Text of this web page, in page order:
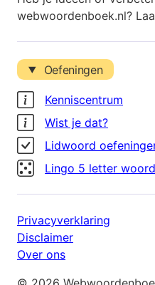
webwoordenboek.nl?
Oefeningen
Kenniscentrum
Wist je dat?
Lidwoord
Lingo 5 letter
Privacyverklaring
Disclaimer
Over ons